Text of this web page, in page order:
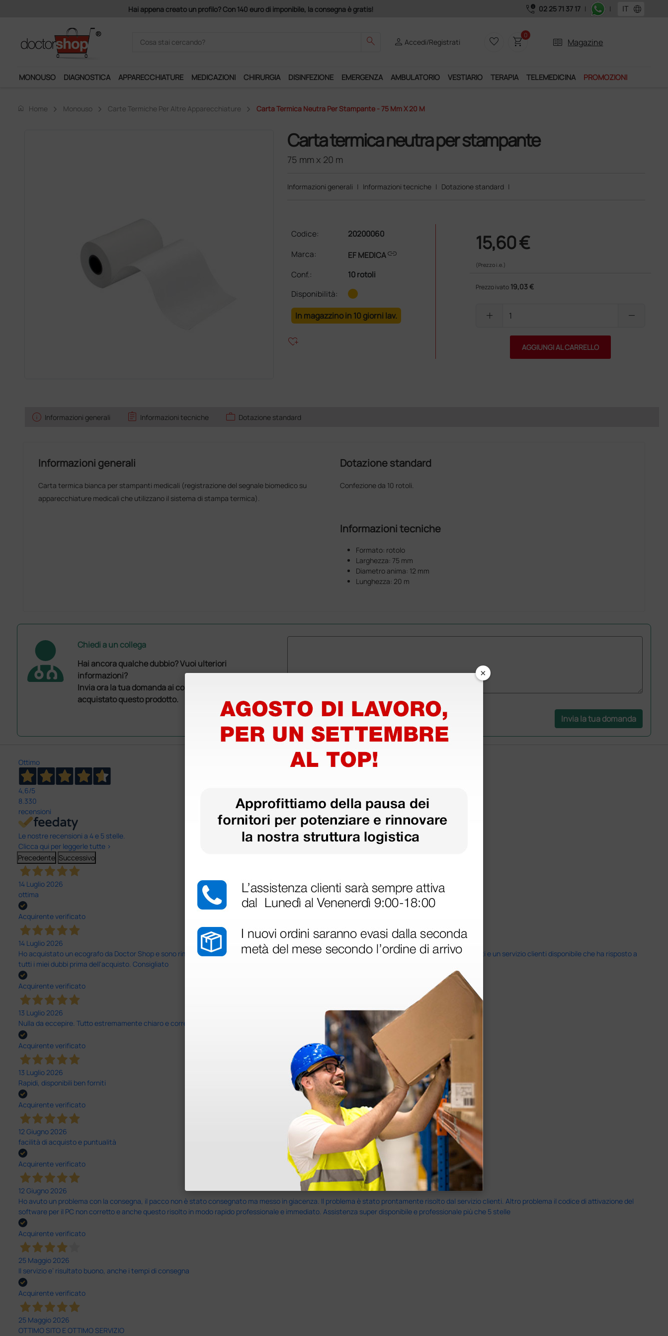
Hai appena creato un profilo? Con 140 euro di imponibile, la consegna è gratis! call_quality 02 25 71 37 17 | | language
search personAccedi/Registrati favorite_border shopping_cart0
two_pager Magazine
MONOUSO DIAGNOSTICA APPARECCHIATURE MEDICAZIONI CHIRURGIA DISINFEZIONE EMERGENZA AMBULATORIO VESTIARIO TERAPIA TELEMEDICINA PROMOZIONI
home Home Monouso Carte Termiche Per Altre Apparecchiature Carta Termica Neutra Per Stampante - 75 Mm X 20 M
Carta termica neutra per stampante
75 mm x 20 m
Informazioni generali | Informazioni tecniche | Dotazione standard |
Codice:
20200060
Marca:
EF MEDICAlink
Conf.:
10 rotoli
Disponibilità:
In magazzino in 10 giorni lav.
heart_plus
15,60 €
(Prezzo i.e.)
Prezzo ivato 19,03 €
add remove
AGGIUNGI AL CARRELLO
info Informazioni generali assignment Informazioni tecniche work Dotazione standard
Informazioni generali
Carta termica bianca per stampanti medicali (registrazione del segnale biomedico su
apparecchiature medicali che utilizzano il sistema di stampa termica).
Dotazione standard
Confezione da 10 rotoli.
Informazioni tecniche
Formato: rotolo
Larghezza: 75 mm
Diametro anima: 12 mm
Lunghezza: 20 m
Chiedi a un collega
Hai ancora qualche dubbio? Vuoi ulteriori
informazioni?
Invia ora la tua domanda ai colleghi che hanno già
acquistato questo prodotto.
Invia la tua domanda
Ottimo
4,6/5
8.330
recensioni
Le nostre recensioni a 4 e 5 stelle.
Clicca qui per leggerle tutte >
Precedente Successivo
14 Luglio 2026
ottima
Acquirente verificato
14 Luglio 2026
Ho acquistato un ecografo da Doctor Shop e sono rimasto molto soddisfatto dell'esperienza. Apparecchiatura di qualità, consegna nei tempi previsti e un servizio clienti disponibile che ha risposto a
tutti i miei dubbi prima dell'acquisto. Consigliato
Acquirente verificato
13 Luglio 2026
Nulla da eccepire. Tutto estremamente chiaro e corretto, dall’ordine alla consegna.
Acquirente verificato
13 Luglio 2026
Rapidi, disponibili ben forniti
Acquirente verificato
12 Giugno 2026
facilità di acquisto e puntualità
Acquirente verificato
12 Giugno 2026
Ho avuto un problema con la consegna, il pacco non è stato consegnato ma messo in giacenza. Il problema è stato prontamente risolto dal servizio clienti. Altro problema il codice di attivazione del
software per il PC non corretto e anche questo risolto in modo rapido professionale e immediato. Assistenza super disponibile e professionale più che 5 stelle
Acquirente verificato
25 Maggio 2026
Il servizio e’ risultato buono, anche i tempi di consegna
Acquirente verificato
25 Maggio 2026
OTTIMO SITO E OTTIMO SERVIZIO
×